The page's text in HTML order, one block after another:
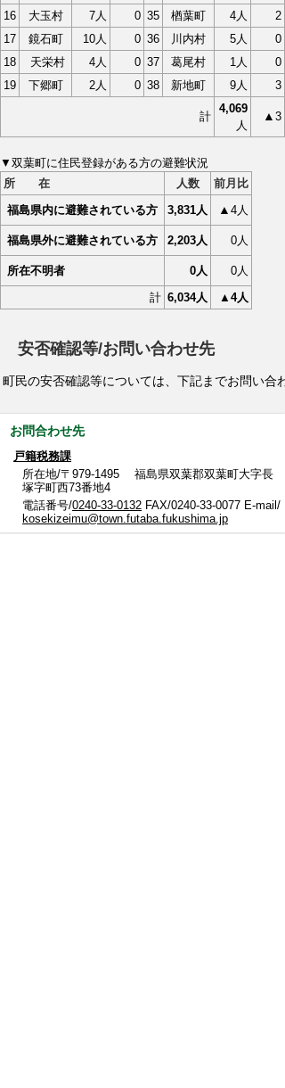
16
大玉村 7人 0 35 楢葉町 4人
2
17
鏡石町 10人 0 36 川内村 5人
0
18
天栄村 4人 0 37 葛尾村 1人
0
19
下郷町 2人 0 38 新地町 9人 3
計
4,069
人
▲ 3
▼双葉町に住民登録がある方の避難状況
所 在
人数
前月比
福島県内に避難されている方
3,831人 ▲ 4人
福島県外に避難されている方 2,203人 0人
所在不明者 0人
0人
計 6,034人 ▲4人
安否確認等/お問い合わせ先
町民の安否確認等については、下記までお問い合
お問合わせ先
戸籍税務課
所在地/〒979-1495 福島県双葉郡双葉町大字長
塚字町西73番地4
電話番号/0240-33-0132 FAX/0240-33-0077 E-mail/
kosekizeimu@town.futaba.fukushima.jp